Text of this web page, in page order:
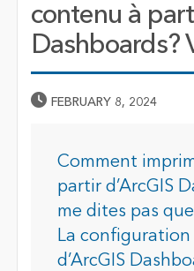
contenu à
Dashboards?
Published Date
FEBRUARY 8, 2024
Comment
partir d’ArcGIS
me dites pas
La configuration
d’ArcGIS